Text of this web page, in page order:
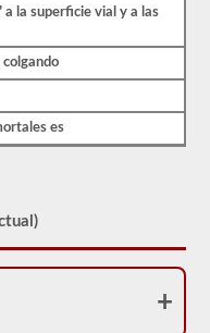
la superficie vial y a las
colgando
es